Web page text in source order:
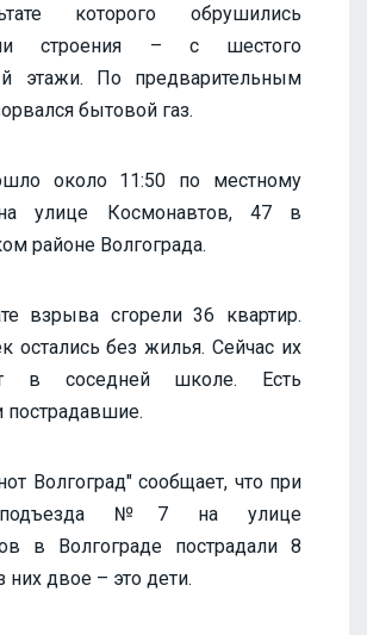
которого обрушились
строения – с шестого
этажи. По предварительным
бытовой газ.
около 11:50 по местному
улице Космонавтов, 47 в
районе Волгограда.
взрыва сгорели 36 квартир.
остались без жилья. Сейчас их
в соседней школе. Есть
пострадавшие.
Волгоград" сообщает, что при
№7 на улице
в Волгограде пострадали 8
них двое – это дети.